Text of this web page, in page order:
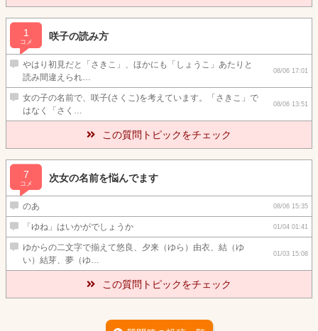
1
コメ
咲子の読み方
やはり初見だと「さきこ」、ほかにも「しょうこ」あたりと
読み間違えられ…
08/06 17:01
女の子の名前で、咲子(さくこ)を考えています。「さきこ」で
はなく「さく…
08/06 13:51
この質問トピックをチェック
7
コメ
次女の名前を悩んでます
のあ 08/06 15:35
「ゆね」はいかがでしょうか 01/04 01:41
ゆからの二文字で揃えて悠良、夕来（ゆら）由衣、結（ゆ
い）結芽、夢（ゆ…
01/03 15:08
この質問トピックをチェック